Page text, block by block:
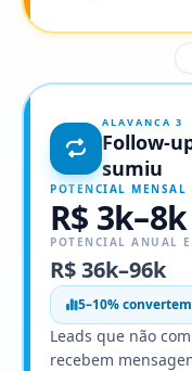
ALAVANCA 3
Follow-
sumiu
POTENCIAL MENSAL
R$ 3k–8k
POTENCIAL ANUAL
R$ 36k–96k
5–10%
Leads que não
recebem